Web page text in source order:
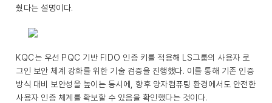
췄다는 설명이다.
KQC는 우선 PQC 기반 FIDO 인증 키를 적용해 LS그룹의 사용자 로
그인 보안 체계 강화를 위한 기술 검증을 진행했다. 이를 통해 기존 인증
방식 대비 보안성을 높이는 동시에, 향후 양자컴퓨팅 환경에서도 안전한
사용자 인증 체계를 확보할 수 있음을 확인했다는 것이다.